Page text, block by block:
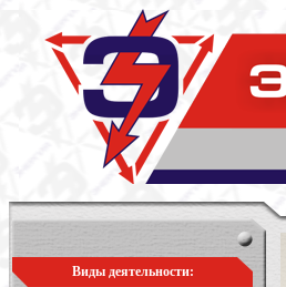
Виды деятельности: